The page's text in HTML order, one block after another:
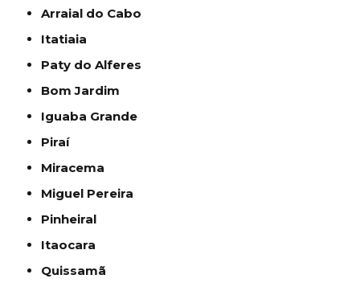
Arraial do Cabo
Itatiaia
Paty do Alferes
Bom Jardim
Iguaba Grande
Piraí
Miracema
Miguel Pereira
Pinheiral
Itaocara
Quissamã